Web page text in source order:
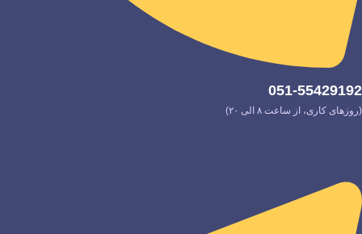
051-55429192
(روزهای کاری، از ساعت ۸ الی ۲۰)